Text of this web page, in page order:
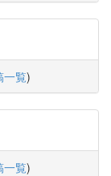
一覧)
一覧)